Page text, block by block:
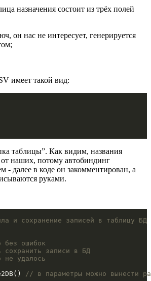
назначения состоит из трёх полей
он нас не интересует, генерируется
имеет такой вид:
таблицы”. Как видим, названия
наших, потому автобиндинг
- далее в коде он закомментирован, а
руками.
и сохранение записей в таблицу БД
ошибок
записи в БД
удалось
// в параметры можно вынести